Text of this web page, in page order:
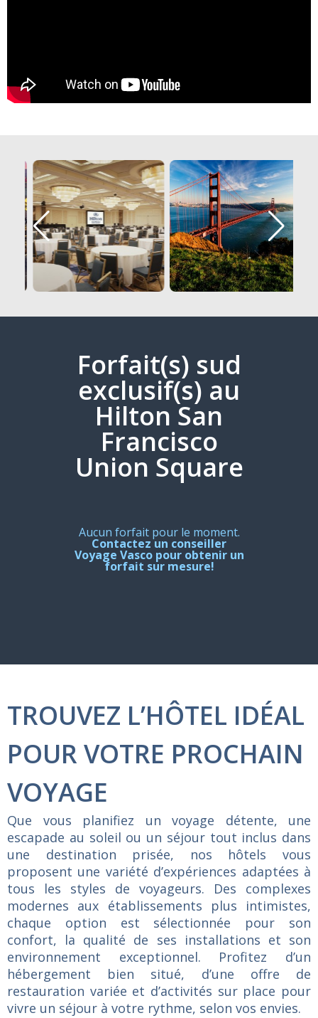
Forfait(s) sud
exclusif(s) au
Hilton San
Francisco
Union Square
Aucun forfait pour le moment.
Contactez un conseiller
Voyage Vasco pour obtenir un
forfait sur mesure!
TROUVEZ L’HÔTEL IDÉAL
POUR VOTRE PROCHAIN
VOYAGE
Que vous planifiez un voyage détente, une
escapade au soleil ou un séjour tout inclus dans
une destination prisée, nos hôtelsvous
proposent une variété d’expériences adaptées à
tous les styles de voyageurs. Des complexes
modernes aux établissements plus intimistes,
chaque option est sélectionnée pour son
confort, la qualité de ses installations et son
environnement exceptionnel. Profitez d’un
hébergement bien situé, d’une offre de
restauration variée et d’activités sur place pour
vivre un séjour à votre rythme, selon vos envies.